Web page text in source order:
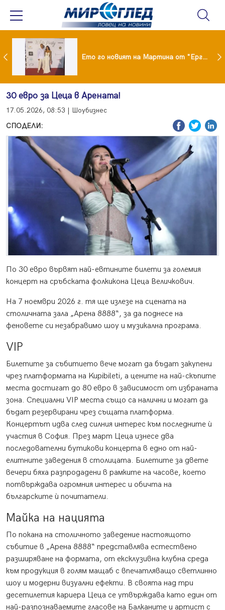
И Ники Кънчев се разведе тайно като Геро Ето го новият на Мартина от "Ергенът"
30 евро за Цеца в Арената!
17.05.2026, 08:53 | Шоубизнес
СПОДЕЛИ:
По 30 евро вървят най-евтините билети за големия
концерт на сръбската фолкикона Цеца Величкович.
На 7 ноември 2026 г. тя ще излезе на сцената на
столичната зала „Арена 8888“, за да поднесе на
феновете си незабравимо шоу и музикална програма.
VIP
Билетите за събитието вече могат да бъдат закупени
чрез платформата на Kupibileti, а цените на най-скъпите
места достигат до 80 евро в зависимост от избраната
зона. Специални VIP места също са налични и могат да
бъдат резервирани чрез същата платформа.
Концертът идва след силния интерес към последните ѝ
участия в София. През март Цеца изнесе два
последователни бутикови концерта в едно от най-
елитните заведения в столицата. Билетите за двете
вечери бяха разпродадени в рамките на часове, което
потвърждава огромния интерес и обичта на
българските ѝ почитатели.
Майка на нацията
По покана на столичното заведение настоящото
събитие в „Арена 8888“ представлява естествено
разширяване на формата, от ексклузивна клубна среда
към продукция в голям мащаб с впечатляващо светлинно
шоу и модерни визуални ефекти. В своята над три
десетилетия кариера Цеца се утвърждава като един от
най-разпознаваемите гласове на Балканите и артист с